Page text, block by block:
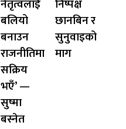
नेतृत्वलाई
बलियो
बनाउन
राजनीतिमा
सक्रिय
भएँ’ —
सुष्मा
बस्नेत
निष्पक्ष
छानबिन र
सुनुवाइको
माग